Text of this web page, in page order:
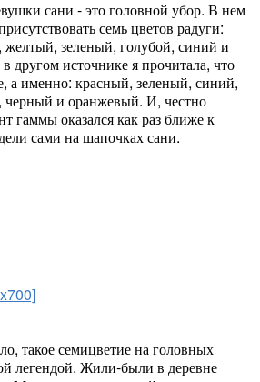
сани - это головной убор. В нем
семь цветов радуги:
зеленый, голубой, синий и
другом источнике я прочитала, что
а именно: красный, зеленый, синий,
и оранжевый. И, честно
гаммы оказался как раз ближе к
сами на шапочках сани.
такое семицветие на головных
легендой. Жили-были в деревне